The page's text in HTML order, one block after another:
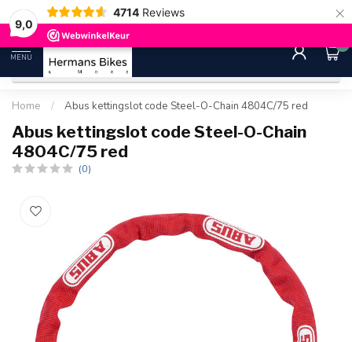
9,0
4714 Reviews ×
30 dagen bedenktijd Gratis
MENU
0
Home / Abus kettingslot code Steel-O-Chain 4804C/75 red
Abus kettingslot code Steel-O-Chain
4804C/75 red
(0)